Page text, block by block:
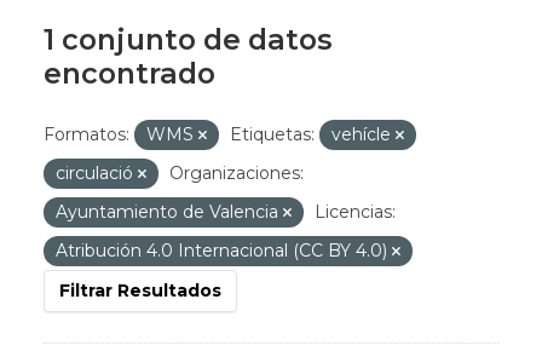
1 conjunto de datos
encontrado
Formatos: WMS Etiquetas:
vehícle
circulació
Organizaciones:
Ayuntamiento de Valencia
Licencias:
Atribución 4.0 Internacional (CC BY 4.0)
Filtrar Resultados